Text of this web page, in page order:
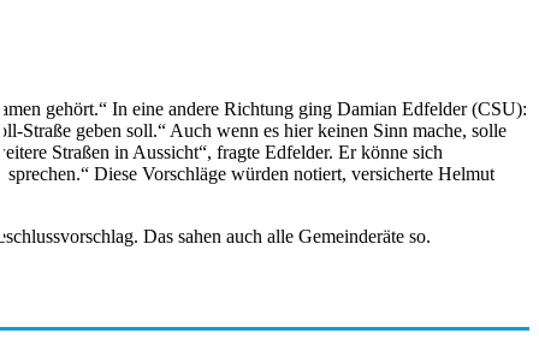
gehört.“ In eine andere Richtung ging Damian Edfelder (CSU):
Straße geben soll.“ Auch wenn es hier keinen Sinn mache, solle
Straßen in Aussicht“, fragte Edfelder. Er könne sich
Diese Vorschläge würden notiert, versicherte Helmut
Das sahen auch alle Gemeinderäte so.